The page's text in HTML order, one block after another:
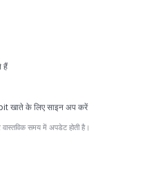
हैं
खाते के लिए साइन अप करें
समय में अपडेट होती है।